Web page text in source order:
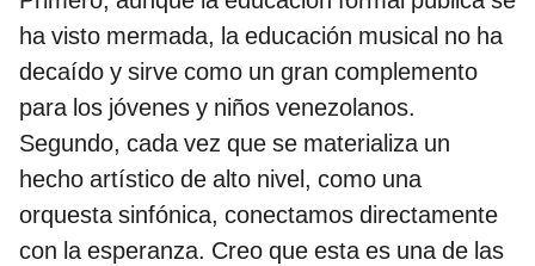
ha visto mermada, la educación musical no ha
decaído y sirve como un gran complemento
para los jóvenes y niños venezolanos.
Segundo, cada vez que se materializa un
hecho artístico de alto nivel, como una
orquesta sinfónica, conectamos directamente
con la esperanza. Creo que esta es una de las